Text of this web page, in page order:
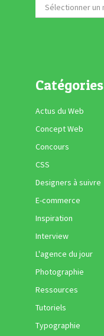
Catégories
Actus du Web
Concept Web
Concours
CSS
Designers à suivre
E-commerce
Inspiration
Interview
L'agence du jour
Photographie
Ressources
Tutoriels
Typographie